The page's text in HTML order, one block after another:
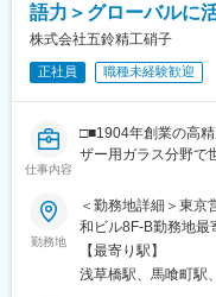
■職場環境：
活気のある組織風
戦できる環境です。
当社は系統用蓄電池
ます。
がもっとも関心を
参入しやすいビジネ
お手伝いします。
また、単なる蓄電池
のインテグレーター
語力＞グローバルに
株式会社五鈴精工硝子
正社員 職種未経験歓迎
仕事内容
□■1904年創業の高
ザー用ガラス分野で
■業務内容：
光学ガラスフィルタ
業務をお任せいた
迎です。
勤務地
＜勤務地詳細＞東京
和ビル8F-B勤務地最
の他（】敷地内禁
社の定める事業所（
【最寄り駅】
浅草橋駅、馬喰町駅